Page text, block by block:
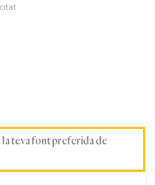
teva font preferida de